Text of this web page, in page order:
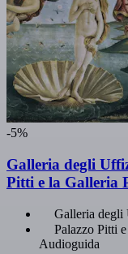
-5%
Galleria degli
Pitti e la Galleria
Galleria degli
Palazzo Pitti
Audioguida